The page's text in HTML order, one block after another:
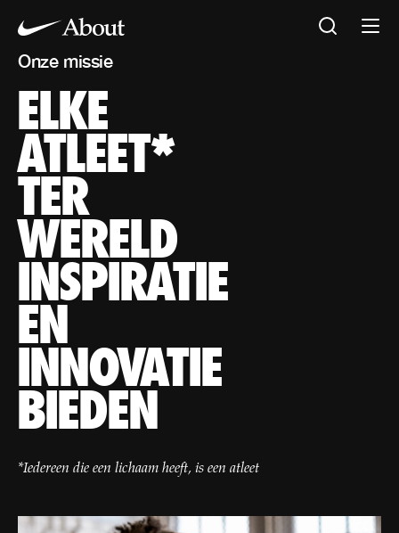
Onze missie
ELKE ATLEET* TER WERELD INSPIRATIE EN
*Iedereen die een lichaam heeft, is een atleet
Onze missie
ELKE
ATLEET*
TER
WERELD
INSPIRATIE
EN
INNOVATIE
BIEDEN
*Iedereen die een lichaam heeft, is een atleet